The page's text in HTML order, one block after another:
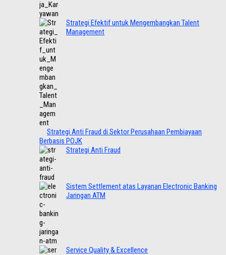
Strategi Efektif untuk Mengembangkan Talent
Management
Strategi Anti Fraud di Sektor Perusahaan Pembiayaan
Berbasis POJK
Strategi Anti Fraud
Sistem Settlement atas Layanan Electronic Banking
Jaringan ATM
Service Quality & Excellence